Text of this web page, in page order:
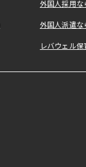
外国人採用
外国人派遣な
レバウェル